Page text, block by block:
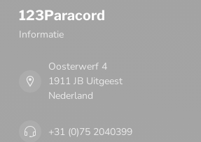
123Paracord
Informatie
Oosterwerf 4
1911 JB Uitgeest
Nederland
+31 (0)75 2040399